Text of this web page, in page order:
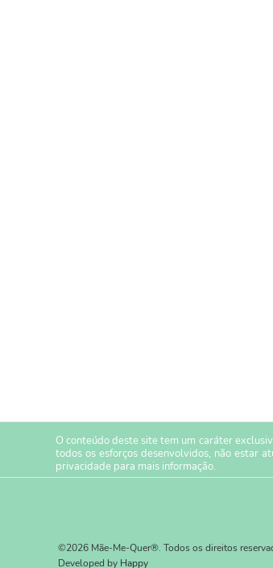
O conteúdo deste site tem um caráter
todos os esforços desenvolvidos, não estar
privacidade para mais informação.
©2026 Mãe-Me-Quer®. Todos os direitos
Developed by Happy